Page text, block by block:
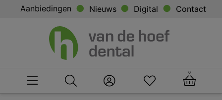
Aanbiedingen Nieuws Digital Contact
0